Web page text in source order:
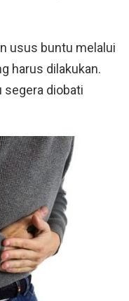
usus buntu melalui
harus dilakukan.
segera diobati